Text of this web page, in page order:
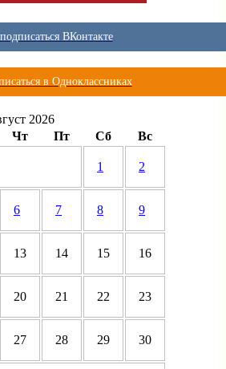
подписаться ВКонтакте
в Одноклассниках
2026
Чт Пт Сб Вс
1 2
6 7 8 9
13 14 15 16
20 21 22 23
27 28 29 30